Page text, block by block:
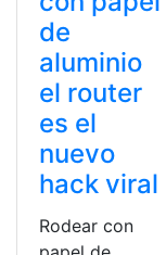
de
aluminio
el router
es el
nuevo
hack viral
Rodear con